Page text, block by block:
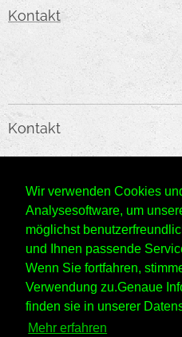
Wir verwenden Cookies
Analysesoftware, um
möglichst
und Ihnen passende
Wenn Sie fortfahren,
Verwendung zu.Genaue
finden sie in unserer
Mehr erfahren
Kontakt
Kontakt
E-Mail:office@kmc-
Telefon: +43660/
©2024 Alle Rechte
Datenschutzrichtlinien